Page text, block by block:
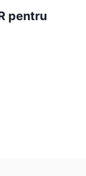
pentru